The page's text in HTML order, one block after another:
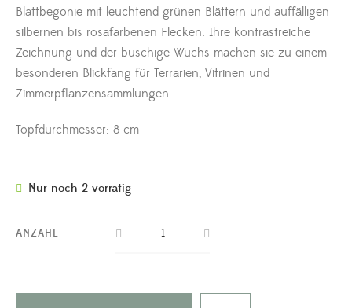
Blattbegonie mit leuchtend grünen Blättern und auffälligen
silbernen bis rosafarbenen Flecken. Ihre kontrastreiche
Zeichnung und der buschige Wuchs machen sie zu einem
besonderen Blickfang für Terrarien, Vitrinen und
Zimmerpflanzensammlungen.
Topfdurchmesser: 8 cm
Nur noch 2 vorrätig
ANZAHL